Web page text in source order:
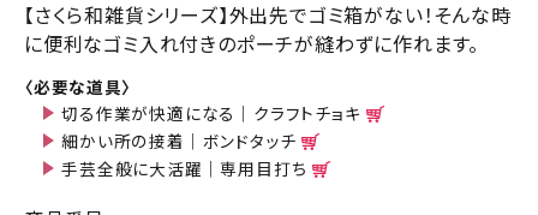
meeting_room ログイン person 会員登録
【さくら和雑貨シリーズ】外出先でゴミ箱がない！そんな時
に便利なゴミ入れ付きのポーチが縫わずに作れます。
〈必要な道具〉
切る作業が快適になる｜クラフトチョキ
細かい所の接着｜ボンドタッチ
手芸全般に大活躍｜専用目打ち